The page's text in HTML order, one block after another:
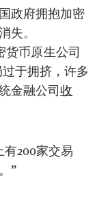
政府拥抱加密
失。
货币原生公司
于拥挤，许多
金融公司收
200家交易
”